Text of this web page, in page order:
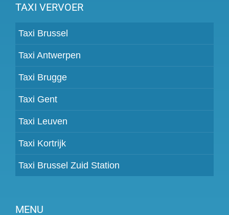
TAXI VERVOER
Taxi Brussel
Taxi Antwerpen
Taxi Brugge
Taxi Gent
Taxi Leuven
Taxi Kortrijk
Taxi Brussel Zuid Station
MENU